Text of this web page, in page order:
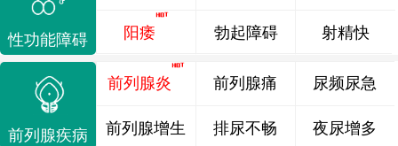
性功能障碍 阳痿 勃起障碍 射精快
前列腺疾病
前列腺炎 前列腺痛 尿频尿急
前列腺增生 排尿不畅 夜尿增多